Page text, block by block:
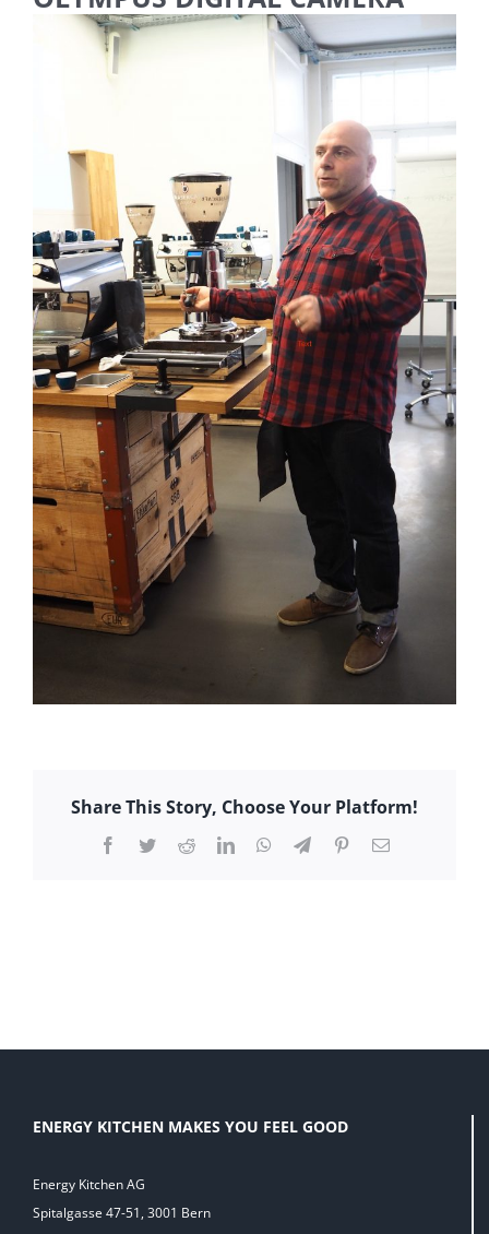
Share This Story, Choose Your Platform!
Facebook
TwitterRedditLinkedInWhatsApp
TelegramPinterest
E-
ENERGY KITCHEN MAKES YOU FEEL GOOD
Energy Kitchen AG
Spitalgasse 47-51, 3001 Bern